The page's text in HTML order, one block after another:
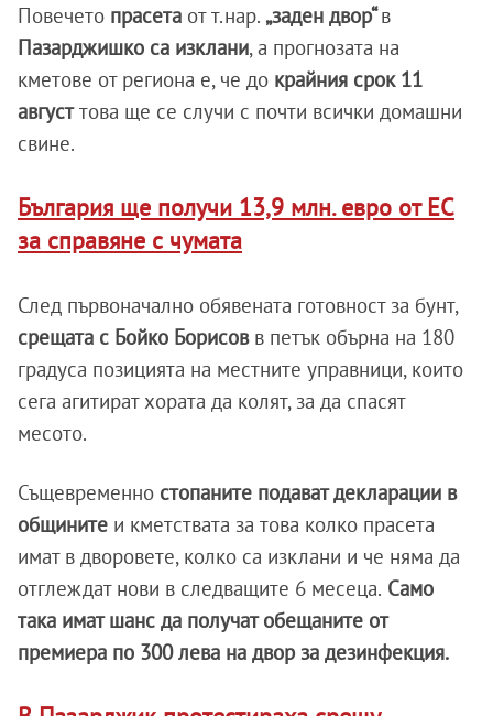
Повечето прасета от т.нар. „заден двор“в
Пазарджишко са изклани, а прогнозата на
кметове от региона е, че до крайния срок 11
августтова ще се случи с почти всички домашни
свине.
България ще получи 13,9 млн. евро от ЕС
за справяне с чумата
След първоначално обявената готовност за бунт,
срещата с Бойко Борисов в петък обърна на 180
градуса позицията на местните управници, които
сега агитират хората да колят, за да спасят
месото.
Същевременно стопаните подават декларации в
общините и кметствата за това колко прасета
имат в дворовете, колко са изклани и че няма да
отглеждат нови в следващите 6 месеца. Само
така имат шанс да получат обещаните от
премиера по 300 лева на двор за дезинфекция.